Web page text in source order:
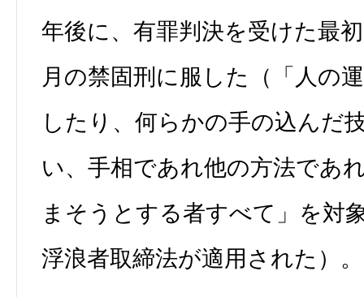
年後に、有罪判決を受けた最
月の禁固刑に服した（「人の
したり、何らかの手の込んだ
い、手相であれ他の方法であ
まそうとする者すべて」を対
浮浪者取締法が適用された）。